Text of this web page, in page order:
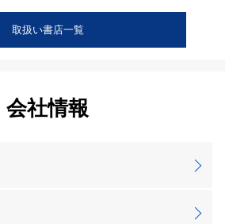
取扱い書店一覧
会社情報